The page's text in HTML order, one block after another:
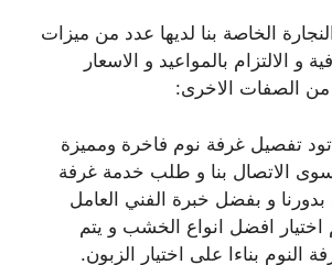
الخاصة بنا لديها عدد من ميزات
و الالتزام بالمواعيد و الاسعار
من الصفات الاخرى:
تفصيل غرفة نوم فاخرة ومميزة
الاتصال بنا و طلب خدمة غرفة
و بفضل خبرة الفني العامل
اختيار افضل انواع الخشب و يتم
النوم بناءا على اختيار الزبون.